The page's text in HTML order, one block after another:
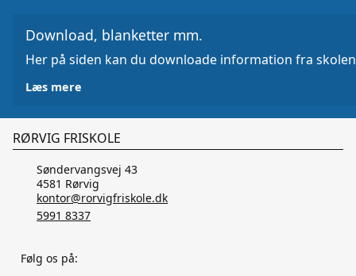
Download, blanketter mm.
Her på siden kan du downloade information fra
Læs mere
RØRVIG FRISKOLE
Søndervangsvej 43
4581 Rørvig
kontor@rorvigfriskole.dk
5991 8337
Følg os på: